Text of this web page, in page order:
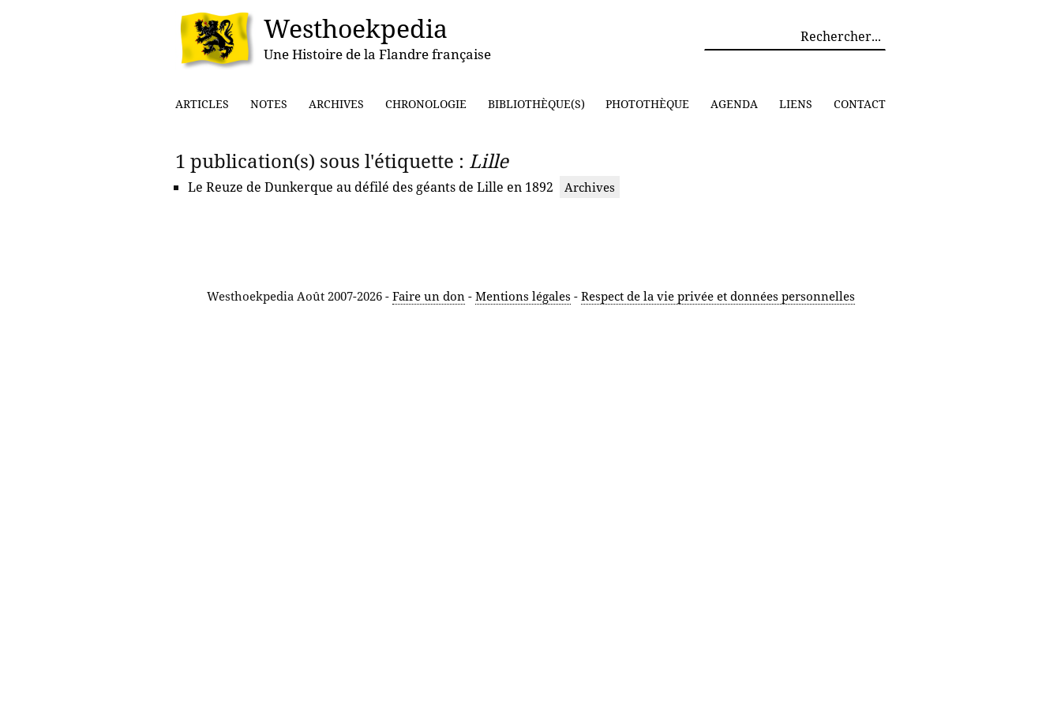
Westhoekpedia
Une Histoire de la Flandre française
ARTICLES NOTES ARCHIVES CHRONOLOGIE BIBLIOTHÈQUE(S) PHOTOTHÈQUE AGENDA LIENS CONTACT
1 publication(s) sous l'étiquette : Lille
Le Reuze de Dunkerque au défilé des géants de Lille en 1892 Archives
Westhoekpedia Août 2007-2026 - Faire un don- Mentions légales - Respect de la vie privée et données personnelles